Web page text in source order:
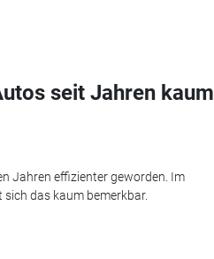
seit Jahren kaum
Jahren effizienter geworden. Im
das kaum bemerkbar.